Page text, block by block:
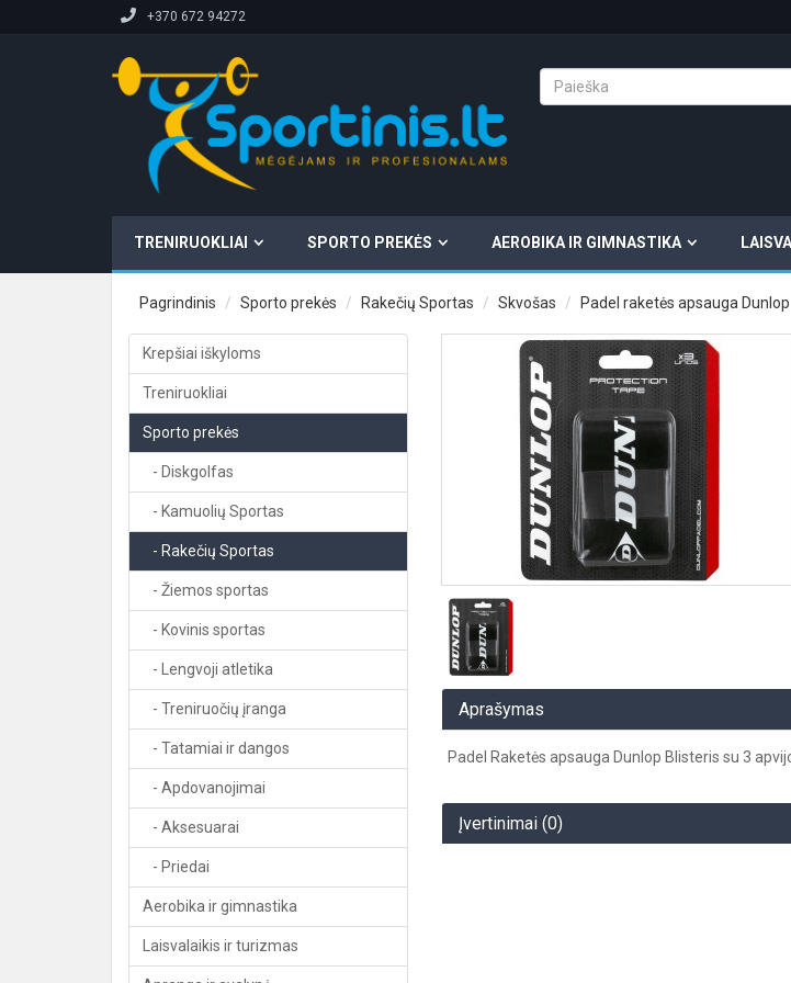
+370 672 94272
TRENIRUOKLIAI SPORTO PREKĖS AEROBIKA IR GIMNASTIKA
Pagrindinis Sporto prekės Rakečių Sportas Skvošas Padel raketės apsauga Dunlop
Krepšiai iškyloms
Treniruokliai
Sporto prekės
- Diskgolfas
- Kamuolių Sportas
- Rakečių Sportas
- Žiemos sportas
- Kovinis sportas
- Lengvoji atletika
- Treniruočių įranga
- Tatamiai ir dangos
- Apdovanojimai
- Aksesuarai
- Priedai
Aerobika ir gimnastika
Laisvalaikis ir turizmas
Aprašymas
Padel Raketės apsauga Dunlop Blisteris su 3
Įvertinimai (0)